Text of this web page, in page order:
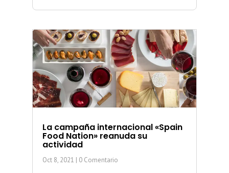
La campaña internacional «Spain
Food Nation» reanuda su
actividad
Oct 8, 2021 | 0 Comentario